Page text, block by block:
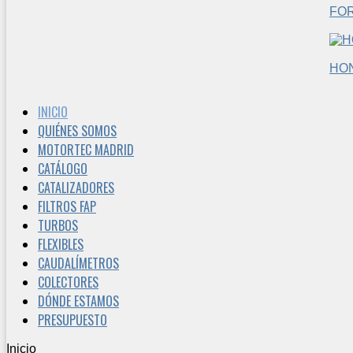
INICIO
QUIÉNES SOMOS
MOTORTEC MADRID
CATÁLOGO
CATALIZADORES
FILTROS FAP
TURBOS
FLEXIBLES
CAUDALÍMETROS
COLECTORES
DÓNDE ESTAMOS
PRESUPUESTO
Inicio